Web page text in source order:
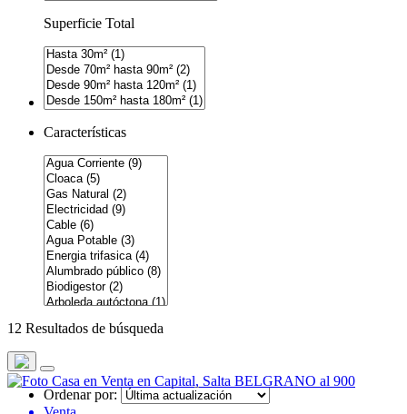
Superficie Total
Características
12 Resultados de búsqueda
Ordenar por: